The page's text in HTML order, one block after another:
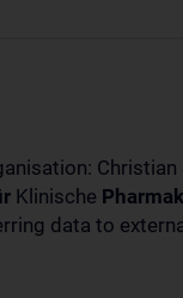
Christian
Klinische
data to